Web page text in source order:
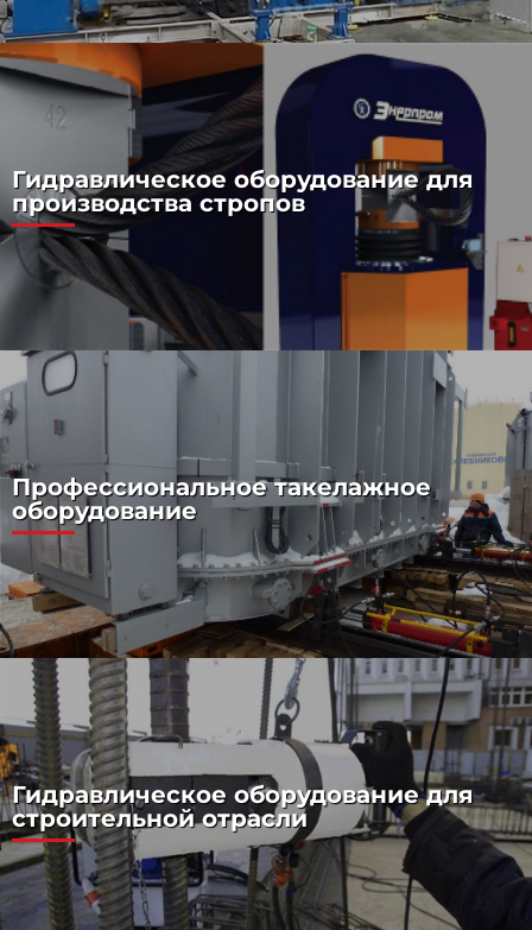
Гидравлическое оборудование для
производства стропов
Профессиональное такелажное
оборудование
Гидравлическое оборудование для
строительной отрасли